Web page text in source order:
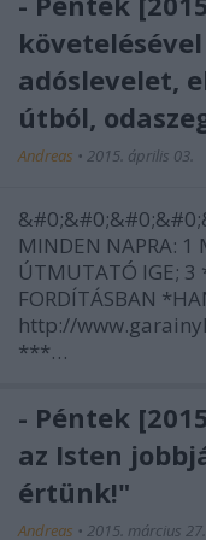
adóslevelet,
útból,
Andreas • 2015. április 03.
MINDEN NAPRA: 1
ÚTMUTATÓ IGE;
FORDÍTÁSBAN
http://
***…
- Péntek
az Isten
értünk!"
Andreas • 2015. március 27.